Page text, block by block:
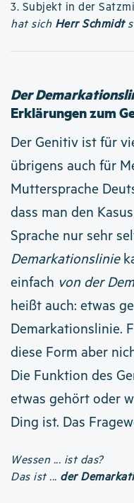
3. Subjekt in der
hat sich Herr Schmidt
Der
Erklärungen zum
Der Genitiv ist für
übrigens auch für
Muttersprache
dass man den
Sprache nur sehr
Demarkationslinie
einfach von der
heißt auch: etwas
Demarkationslinie.
diese Form aber
Die Funktion des
etwas gehört oder
Ding ist. Das
Wessen ... ist das?
Das ist ... der